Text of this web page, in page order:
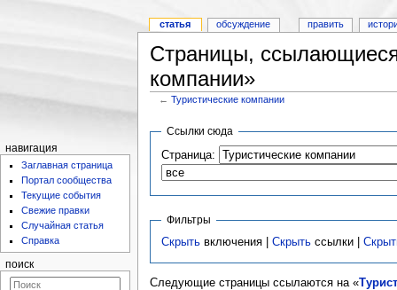
Страницы,
компании»
←Туристические компании
Ссылки сюда
Страница:
Фильтры
Скрыть включения |Скрыть ссылки |
Следующие страницы ссылаются на «
статья обсуждение править
навигация
Заглавная страница
Портал сообщества
Текущие события
Свежие правки
Случайная статья
Справка
поиск